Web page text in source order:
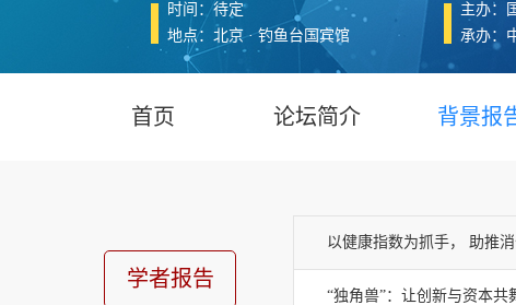
时间：待定
地点：北京 · 钓鱼台国宾馆
主办：
承办：
首页 论坛简介 背景报
学者报告
以健康指数为抓手， 助推
“独角兽”：让创新与资本共